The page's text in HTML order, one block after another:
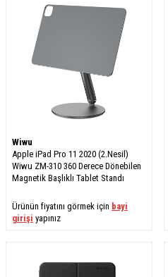
Wiwu
Apple iPad Pro 11 2020 (2.Nesil)
Wiwu ZM-310 360 Derece Dönebilen
Magnetik Başlıklı Tablet Standı
Ürünün fiyatını görmek için bayi
girişi yapınız